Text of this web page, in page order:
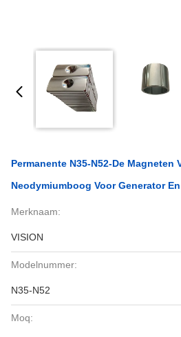
Permanente N35-N52-De Magneten
Neodymiumboog Voor Generator
Merknaam:
VISION
Modelnummer:
N35-N52
Moq: